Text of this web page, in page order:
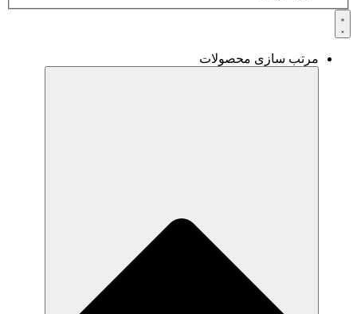
مرتب سازی محصولات